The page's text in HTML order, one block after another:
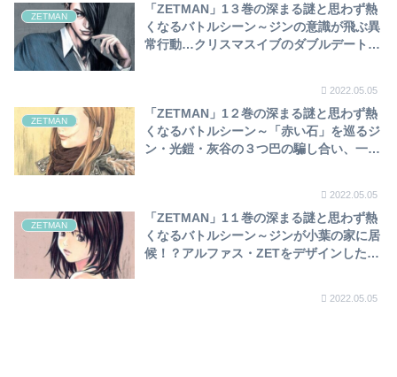
ZETMAN
「ZETMAN」1３巻の深まる謎と思わず熱
くなるバトルシーン～ジンの意識が飛ぶ異
常行動…クリスマスイブのダブルデートで
2022.05.05
ZETMAN
「ZETMAN」1２巻の深まる謎と思わず熱
くなるバトルシーン～「赤い石」を巡るジ
ン・光鎧・灰谷の３つ巴の騙し合い、一枚
2022.05.05
ZETMAN
「ZETMAN」1１巻の深まる謎と思わず熱
くなるバトルシーン～ジンが小葉の家に居
候！？アルファス・ZETをデザインした木
2022.05.05